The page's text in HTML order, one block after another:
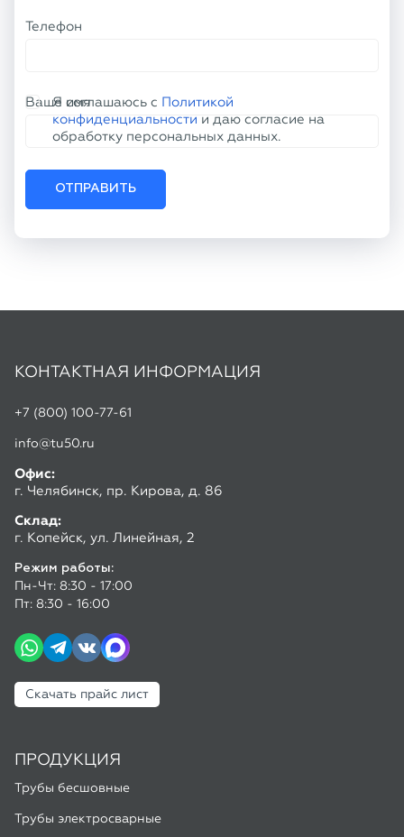
КОНТАКТНАЯ ИНФОРМАЦИЯ
Склад:
Пн-Чт: 8:30 - 17:00
Пт: 8:30 - 16:00
Трубы бесшовные
Трубы электросварные
Спецпредложения
ПОКУПАТЕЛЮ
Доставка и оплата
Калькулятор труб